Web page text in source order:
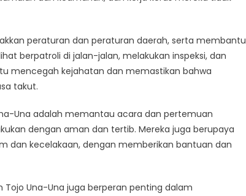
peraturan dan peraturan daerah, serta membantu
berpatroli di jalan-jalan, melakukan inspeksi, dan
mencegah kejahatan dan memastikan bahwa
takut.
Una adalah memantau acara dan pertemuan
dengan aman dan tertib. Mereka juga berupaya
dan kecelakaan, dengan memberikan bantuan dan
Tojo Una-Una juga berperan penting dalam